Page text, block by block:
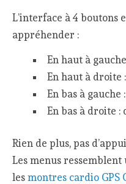
L’interface à 4 boutons
appréhender :
En haut à
En haut à droite
En bas à gauche
En bas à droite :
Rien de plus, pas
Les menus ressemblent
les montres cardio GPS